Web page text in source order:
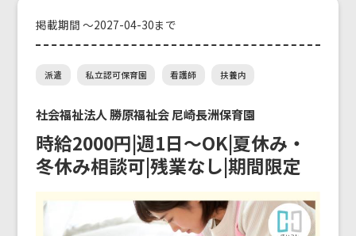
掲載期間 ～2027-04-30まで
派遣 私立認可保育園 看護師 扶養内
社会福祉法人 勝原福祉会 尼崎長洲保育園
時給2000円|週1日～OK|夏休み・
冬休み相談可|残業なし|期間限定